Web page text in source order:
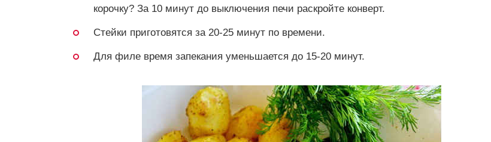
корочку? За 10 минут до выключения печи раскройте конверт.
Стейки приготовятся за 20-25 минут по времени.
Для филе время запекания уменьшается до 15-20 минут.